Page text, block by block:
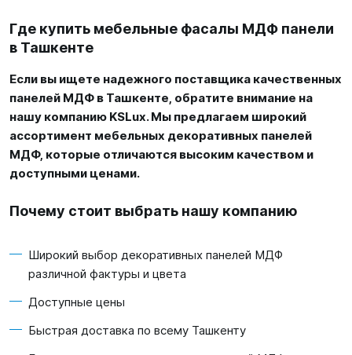
Где купить мебельные фасалы МДФ панели
в Ташкенте
Если вы ищете надежного поставщика качественных
панелей МДФ в Ташкенте, обратите внимание на
нашу компанию KSLux. Мы предлагаем широкий
ассортимент мебельных декоративных панелей
МДФ, которые отличаются высоким качеством и
доступными ценами.
Почему стоит выбрать нашу компанию
Широкий выбор декоративных панелей МДФ
различной фактуры и цвета
Доступные цены
Быстрая доставка по всему Ташкенту